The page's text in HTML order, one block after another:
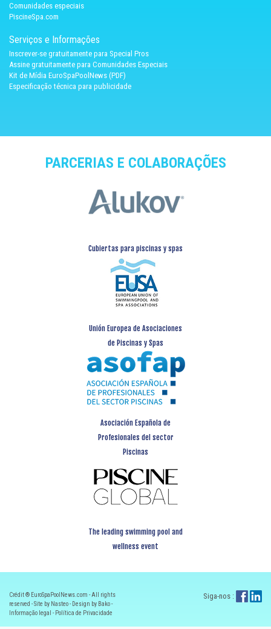
Comunidades especiais
PiscineSpa.com
Serviços e Informações
Inscrever-se gratuitamente para Special Pros
Assine gratuitamente para Comunidades Especiais
Kit de Mídia EuroSpaPoolNews (PDF)
Especificação técnica para publicidade
PARCERIAS E COLABORAÇÕES
Cubiertas para piscinas y spas
Unión Europea de Asociaciones
de Piscinas y Spas
Asociación Española de
Profesionales del sector
Piscinas
The leading swimming pool and
wellness event
Crédit ® EuroSpaPoolNews.com - All rights
reserved - Site by Nasteo - Design by Bako -
Informação legal - Política de Privacidade
Siga-nos :